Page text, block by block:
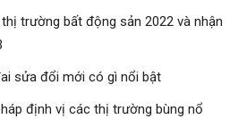
trường bất động sản 2022 và nhận
sửa đổi mới có gì nổi bật
định vị các thị trường bùng nổ